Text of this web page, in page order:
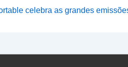
celebra as grandes